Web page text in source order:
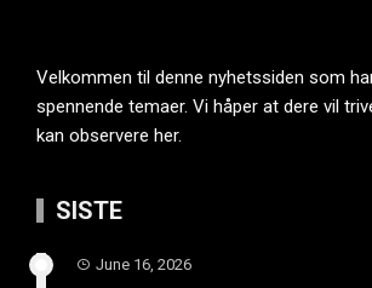
Velkommen til denne nyhetssiden som
spennende temaer. Vi håper at dere vil
kan observere her.
SISTE
June 16, 2026